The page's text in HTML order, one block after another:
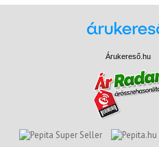
Árukereső.hu